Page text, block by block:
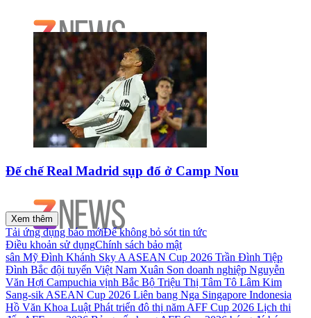
Đế chế Real Madrid sụp đổ ở Camp Nou
Xem thêm
Tải ứng dụng báo mớiĐể không bỏ sót tin tức
Điều khoản sử dụngChính sách bảo mật
sân Mỹ Đình Khánh Sky A ASEAN Cup 2026 Trần Đình Tiệp
Đình Bắc đội tuyển Việt Nam Xuân Son doanh nghiệp Nguyễn
Văn Hợi Campuchia vịnh Bắc Bộ Triệu Thị Tâm Tô Lâm Kim
Sang-sik ASEAN Cup 2026 Liên bang Nga Singapore Indonesia
Hồ Văn Khoa Luật Phát triển đô thị năm AFF Cup 2026 Lịch thi